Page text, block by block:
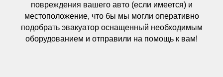
повреждения вашего авто (если имеется) и
местоположение, что бы мы могли оперативно
подобрать эвакуатор оснащенный необходимым
оборудованием и отправили на помощь к вам!